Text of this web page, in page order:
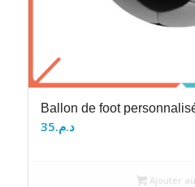
Ballon de foot
د.م.35
Ajouter